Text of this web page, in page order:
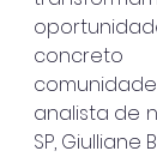
analista de
SP, Giulliane